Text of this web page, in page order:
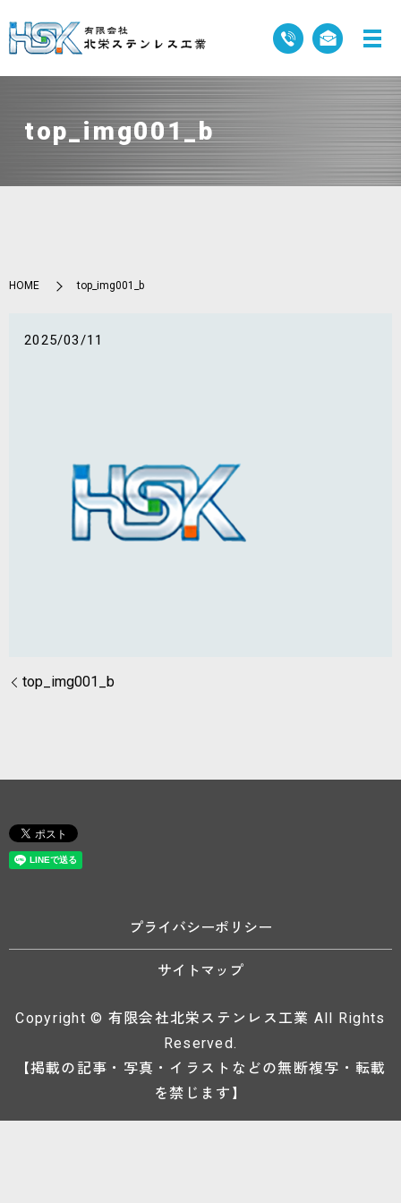
top_img001_b
HOME top_img001_b
2025/03/11
top_img001_b
プライバシーポリシー
サイトマップ
Copyright © 有限会社北栄ステンレス工業 All Rights
Reserved.
【掲載の記事・写真・イラストなどの無断複写・転載
を禁じます】